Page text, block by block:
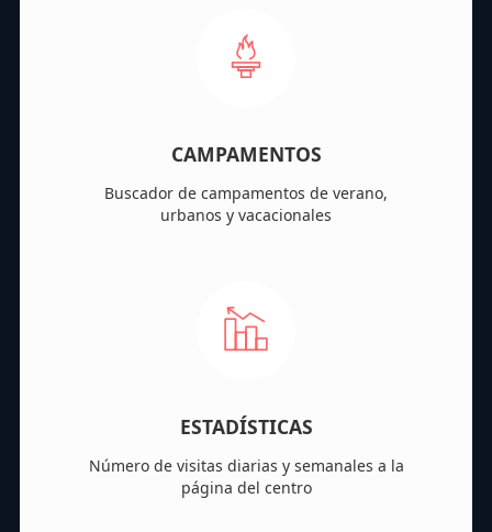
CAMPAMENTOS
Buscador de campamentos de verano,
urbanos y vacacionales
ESTADÍSTICAS
Número de visitas diarias y semanales a la
página del centro